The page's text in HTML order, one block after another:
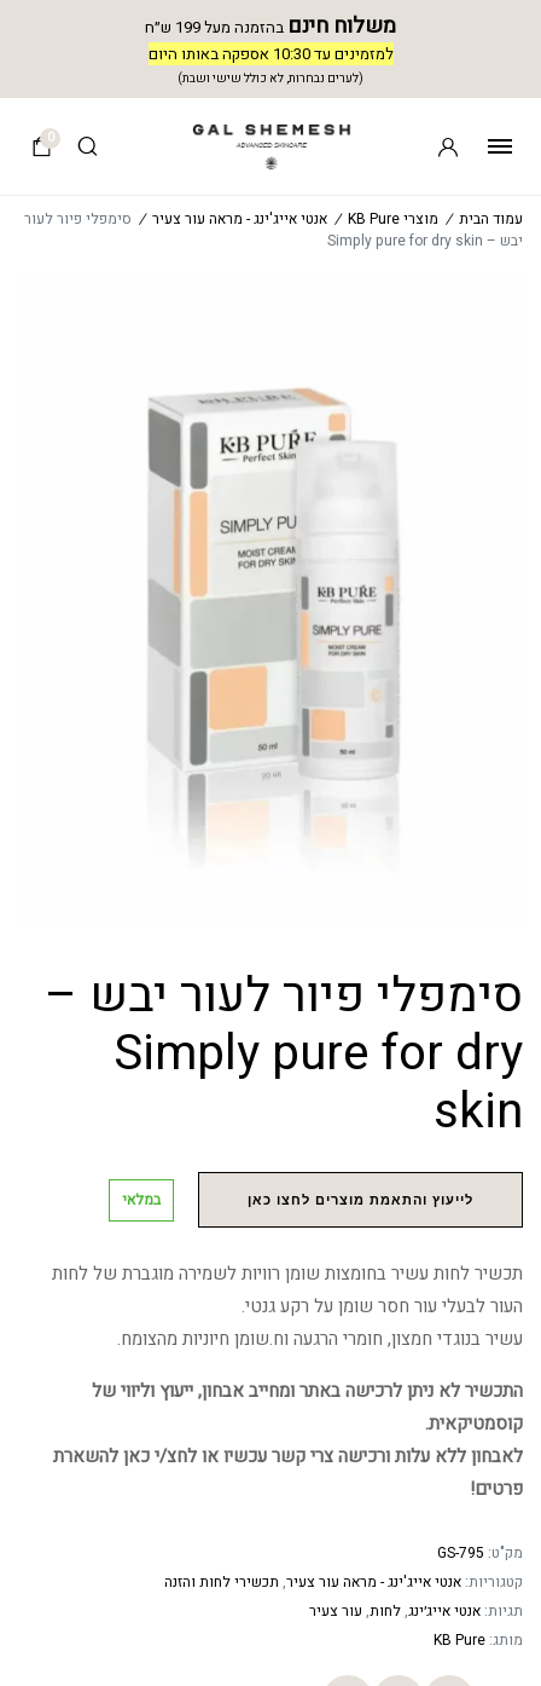
משלוח חינם בהזמנה מעל 199 ש״ח
למזמינים עד 10:30 אספקה באותו היום
(לערים נבחרות, לא כולל שישי ושבת)
0
עמוד הבית / מוצרי KB Pure / אנטי אייג'ינג - מראה עור צעיר / סימפלי פיור לעור
יבש – Simply pure for dry skin
סימפלי פיור לעור יבש –
Simply pure for dry
skin
לייעוץ והתאמת מוצרים לחצו כאן במלאי
תכשיר לחות עשיר בחומצות שומן רוויות לשמירה מוגברת של לחות
העור לבעלי עור חסר שומן על רקע גנטי.
עשיר בנוגדי חמצון, חומרי הרגעה וח.שומן חיוניות מהצומח.
התכשיר לא ניתן לרכישה באתר ומחייב אבחון, ייעוץ וליווי של
קוסמטיקאית.
לאבחון ללא עלות ורכישה צרי קשר עכשיו או לחצ/י כאן להשארת
פרטים!
מק"ט: GS-795
קטגוריות: אנטי אייג'ינג - מראה עור צעיר, תכשירי לחות והזנה
תגיות: אנטי אייג׳ינג,לחות, עור צעיר
מותג: KB Pure